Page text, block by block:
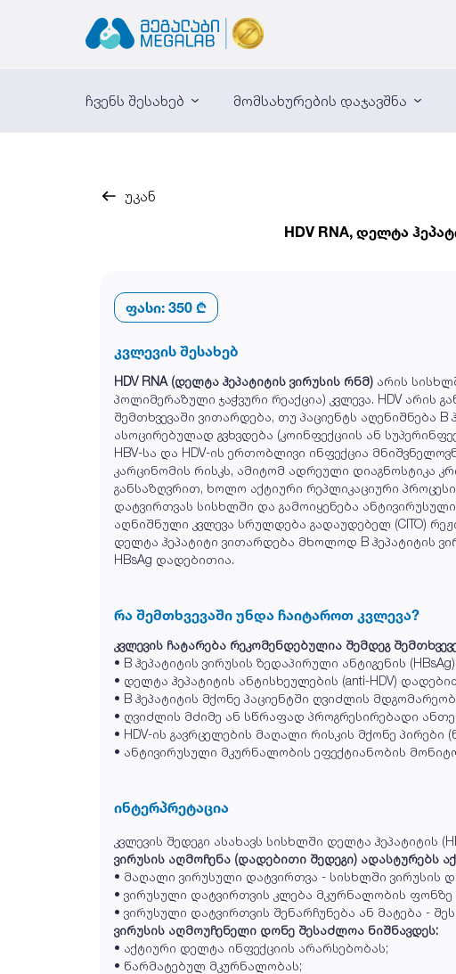
ჩვენს შესახებ მომსახურების დაჯავშნა
უკან
HDV RNA, დელტა
ფასი: 350 ₾
კვლევის შესახებ
HDV RNA (დელტა ჰეპატიტის ვირუსის რნმ) არის
პოლიმერაზული ჯაჭვური რეაქცია) კვლევა. HDV
შემთხვევაში ვითარდება, თუ პაციენტს აღენიშნება B
ასოცირებულად გვხვდება (კოინფექციის ან
HBV-სა და HDV-ის ერთობლივი ინფექცია
კარცინომის რისკს, ამიტომ ადრეული დიაგნოსტიკა
განსაზღვრით, ხოლო აქტიური რეპლიკაციური
დატვირთვას სისხლში და გამოიყენება
აღნიშნული კვლევა სრულდება გადაუდებელ (CITO)
დელტა ჰეპატიტი ვითარდება მხოლოდ B ჰეპატიტის
HBsAg დადებითია.
რა შემთხვევაში უნდა ჩაიტაროთ კვლევა?
კვლევის ჩატარება რეკომენდებულია შემდეგ
• B ჰეპატიტის ვირუსის ზედაპირული ანტიგენის
• დელტა ჰეპატიტის ანტისხეულების (anti-HDV)
• B ჰეპატიტის მქონე პაციენტში ღვიძლის
• ღვიძლის მძიმე ან სწრაფად პროგრესირებადი
• HDV-ის გავრცელების მაღალი რისკის მქონე პირები
• ანტივირუსული მკურნალობის ეფექტიანობის
ინტერპრეტაცია
კვლევის შედეგი ასახავს სისხლში დელტა ჰეპატიტის
ვირუსის აღმოჩენა (დადებითი შედეგი) ადასტურებს
• მაღალი ვირუსული დატვირთვა - სისხლში ვირუსის
• ვირუსული დატვირთვის კლება მკურნალობის ფონზე
• ვირუსული დატვირთვის შენარჩუნება ან მატება -
ვირუსის აღმოუჩენელი დონე შესაძლოა ნიშნავდეს:
• აქტიური დელტა ინფექციის არარსებობას;
• წარმატებულ მკურნალობას;